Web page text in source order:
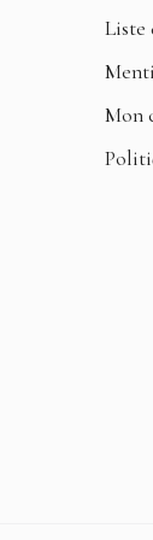
Liste
Mon